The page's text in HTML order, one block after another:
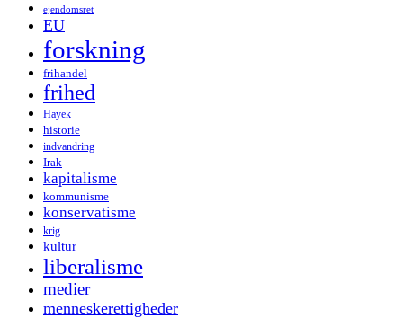
ejendomsret
EU
forskning
frihandel
frihed
Hayek
historie
indvandring
Irak
kapitalisme
kommunisme
konservatisme
krig
kultur
liberalisme
medier
menneskerettigheder